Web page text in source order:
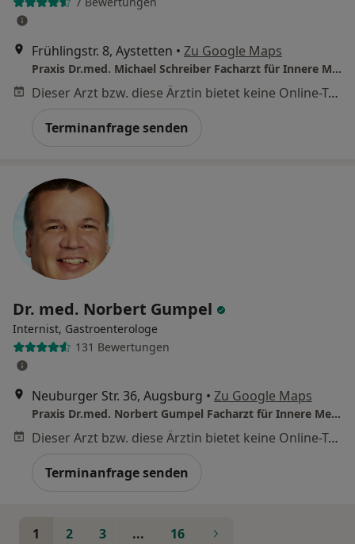
Frühlingstr. 8, Aystetten • Zu Google Maps
Praxis Dr.med. Michael Schreiber Facharzt für Innere Medizin
Dieser Arzt bzw. diese Ärztin bietet keine Online-Terminbuchung an diesem Standort an.
Terminanfrage senden
Dr. med. Norbert Gumpel
Internist, Gastroenterologe
131 Bewertungen
Neuburger Str. 36, Augsburg • Zu Google Maps
Praxis Dr.med. Norbert Gumpel Facharzt für Innere Medizin und Gastroenterologie
Dieser Arzt bzw. diese Ärztin bietet keine Online-Terminbuchung an diesem Standort an.
Terminanfrage senden
1 2 3 ... 16